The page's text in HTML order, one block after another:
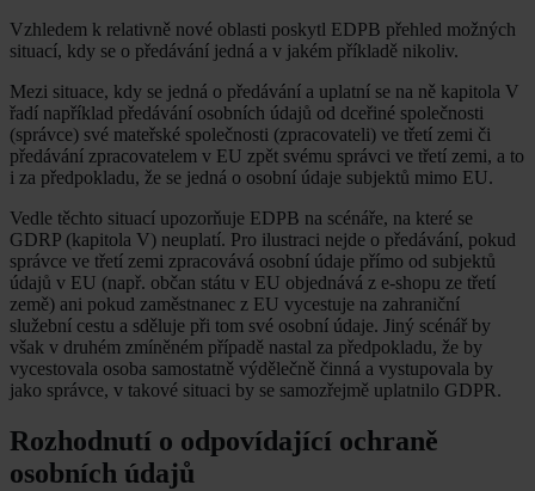
Vzhledem k relativně nové oblasti poskytl EDPB přehled možných
situací, kdy se o předávání jedná a v jakém příkladě nikoliv.
Mezi situace, kdy se jedná o předávání a uplatní se na ně kapitola V
řadí například předávání osobních údajů od dceřiné společnosti
(správce) své mateřské společnosti (zpracovateli) ve třetí zemi či
předávání zpracovatelem v EU zpět svému správci ve třetí zemi, a to
i za předpokladu, že se jedná o osobní údaje subjektů mimo EU.
Vedle těchto situací upozorňuje EDPB na scénáře, na které se
GDRP (kapitola V) neuplatí. Pro ilustraci nejde o předávání, pokud
správce ve třetí zemi zpracovává osobní údaje přímo od subjektů
údajů v EU (např. občan státu v EU objednává z e-shopu ze třetí
země) ani pokud zaměstnanec z EU vycestuje na zahraniční
služební cestu a sděluje při tom své osobní údaje. Jiný scénář by
však v druhém zmíněném případě nastal za předpokladu, že by
vycestovala osoba samostatně výdělečně činná a vystupovala by
jako správce, v takové situaci by se samozřejmě uplatnilo GDPR.
Rozhodnutí o odpovídající ochraně
osobních údajů